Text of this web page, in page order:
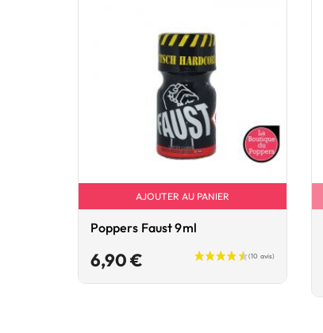
AJOUTER AU PANIER
Poppers Faust 9ml
6,90 €